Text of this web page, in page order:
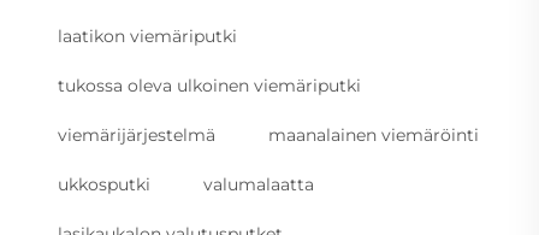
laatikon viemäriputki
tukossa oleva ulkoinen viemäriputki
viemärijärjestelmä maanalainen viemäröinti
ukkosputki valumalaatta